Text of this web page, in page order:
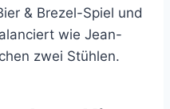
& Brezel-Spiel und
wie Jean-
zwei Stühlen.